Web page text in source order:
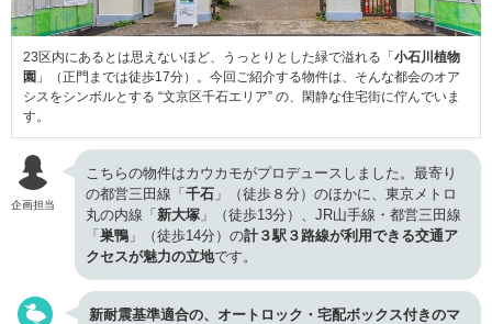
23区内にあるとは思えないほど、うっとりとした緑で溢れる「 小石川植物
園 」（正門までは徒歩17分）。今回ご紹介する物件は、そんな都会のオア
シスをシンボルとする “文京区千石エリア” の、閑静な住宅街に佇んでいま
す。
企画担当
こちらの物件はカウカモがプロデュースしました。最寄り
の都営三田線「 千石 」（徒歩８分）のほかに、東京メトロ
丸の内線「 新大塚 」（徒歩13分）、JR山手線・都営三田線
「 巣鴨 」（徒歩14分）の計３駅３路線が利用できる交通ア
クセスが魅力の立地です。
新耐震基準適合の、オートロック・宅配ボックス付きのマ